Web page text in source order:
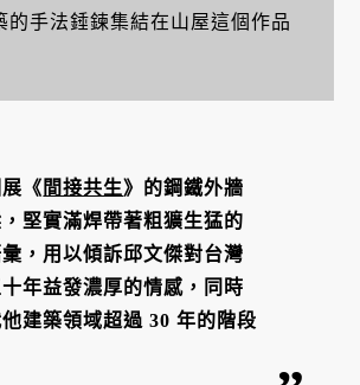
的手法錘鍊集結在山屋這個作品
《 間接共生》的鋼鐵外牆
堅實滿焊帶著粗獷生猛的
，用以傾訴邱文傑對台灣
十年益發濃厚的情感，同時
建築領域超過 30 年的階段